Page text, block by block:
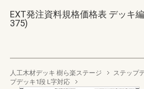
EXT発注資料規格価格表 デッキ
375)
人工木材デッキ 樹ら楽ステージ ステップ
プデッキ1段 L字対応